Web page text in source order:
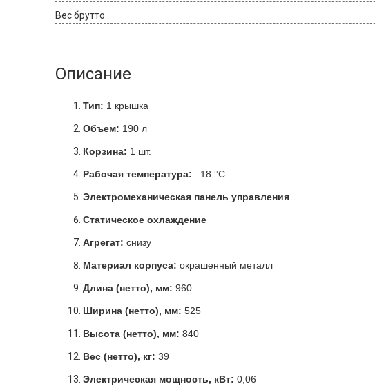
Вес брутто
Описание
Тип: 1 крышка
Объем: 190 л
Корзина: 1 шт.
Рабочая температура: –18 °C
Электромеханическая панель управления
Статическое охлаждение
Агрегат: снизу
Материал корпуса: окрашенный металл
Длина (нетто), мм: 960
Ширина (нетто), мм: 525
Высота (нетто), мм: 840
Вес (нетто), кг: 39
Электрическая мощность, кВт: 0,06